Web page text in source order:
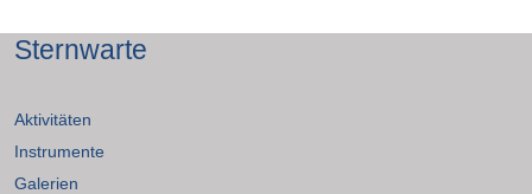
Sternwarte
Aktivitäten
Instrumente
Galerien